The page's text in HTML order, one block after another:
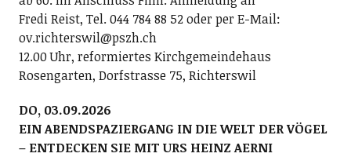
Fredi Reist, Tel. 044 784 88 52 oder per E-Mail:
ov.richterswil@pszh.ch
12.00 Uhr, reformiertes Kirchgemeindehaus
Rosengarten, Dorfstrasse 75, Richterswil
DO, 03.09.2026
EIN ABENDSPAZIERGANG IN DIE WELT DER VÖGEL
– ENTDECKEN SIE MIT URS HEINZ AERNI